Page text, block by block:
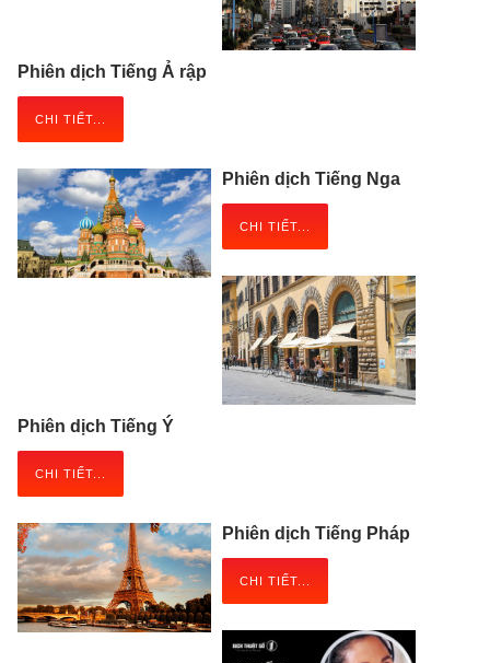
Phiên dịch Tiếng Ả rập
CHI TIẾT...
Phiên dịch Tiếng Nga
CHI TIẾT...
Phiên dịch Tiếng Ý
CHI TIẾT...
Phiên dịch Tiếng Pháp
CHI TIẾT...